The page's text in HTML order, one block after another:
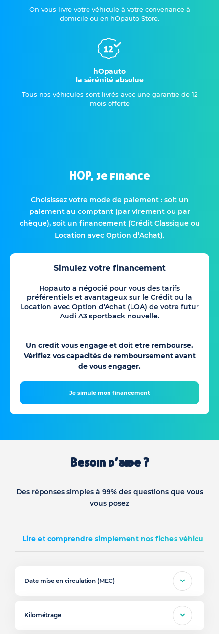
On vous livre votre véhicule à votre convenance à
domicile ou en hOpauto Store.
hOpauto
la sérénité absolue
Tous nos véhicules sont livrés avec une garantie de 12
mois offerte
HOP, je finance
Choisissez votre mode de paiement : soit un
paiement au comptant (par virement ou par
chèque), soit un financement (Crédit Classique ou
Location avec Option d’Achat).
Simulez votre financement
Hopauto a négocié pour vous des tarifs
préférentiels et avantageux sur le Crédit ou la
Location avec Option d'Achat (LOA) de votre futur
Audi A3 sportback nouvelle.
Un crédit vous engage et doit être remboursé.
Vérifiez vos capacités de remboursement avant
de vous engager.
Je simule mon financement
Besoin d’aide ?
Des réponses simples à 99% des questions que vous
vous posez
Lire et comprendre simplement nos fiches véhicules
Date mise en circulation (MEC)
Kilométrage